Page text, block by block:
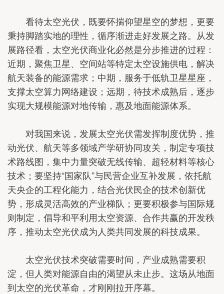
看待太空光伏，既要怀揣仰望星空的梦想，更要
秉持脚踏实地的理性，循序渐进走好发展之路。从发
展路径看，太空光伏商业化必然是分步推进的过程：
近期，聚焦卫星、空间站等特定太空设施供电，解决
航天装备的能源需求；中期，服务于低轨卫星星座，
支撑太空算力网络建设；远期，待技术成熟后，逐步
实现大规模能源对地传输，惠及地面能源体系。
对我国来说，发展太空光伏需发挥制度优势，推
动光伏、航天等多领域产学研协同攻关，制定专项技
术路线图，集中力量突破无线传输、超轻材料等核心
技术；要坚持“国家队”与民营企业互补发展，依托航
天央企的工程化能力，结合光伏民企的技术创新优
势，形成灵活高效的产业梯队；更要积极参与国际规
则制定，倡导和平利用太空资源、合作共赢的开发秩
序，推动太空光伏成为人类共同发展的科技成果。
太空光伏技术突破需要时间，产业成熟需要积
淀，但人类对能源自由的渴望从未止步。这场从地面
到太空的光伏革命，才刚刚拉开序幕。